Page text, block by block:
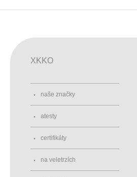
XKKO
naše značky
atesty
certifikáty
na veletrzích